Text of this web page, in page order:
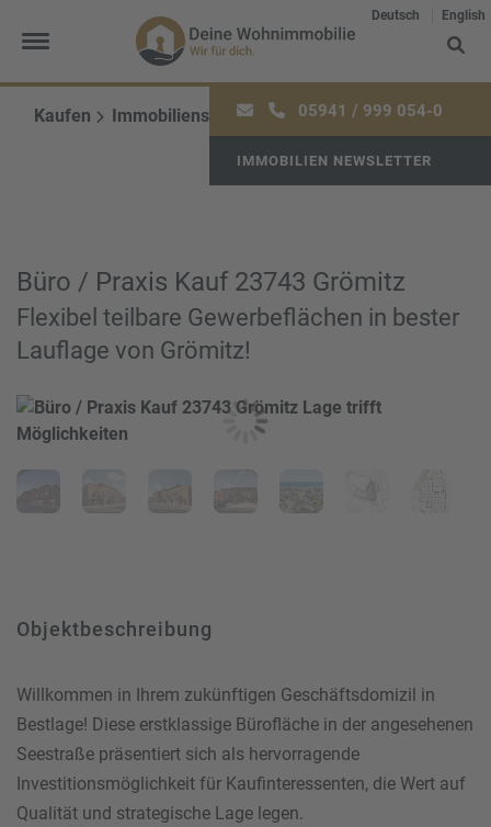
Deutsch English
05941 / 999 054-0
IMMOBILIEN NEWSLETTER
Kaufen Immobiliensuche
Büro / Praxis Kauf 23743 Grömitz
Flexibel teilbare Gewerbeflächen in bester
Lauflage von Grömitz!
Objektbeschreibung
Willkommen in Ihrem zukünftigen Geschäftsdomizil in
Bestlage! Diese erstklassige Bürofläche in der angesehenen
Seestraße präsentiert sich als hervorragende
Investitionsmöglichkeit für Kaufinteressenten, die Wert auf
Qualität und strategische Lage legen.